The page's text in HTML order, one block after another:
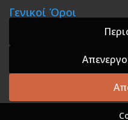
Κεντρική Βιβλία
Roleplaying Games
Σε Προσφορά
A theme by
Γενικοί Όροι